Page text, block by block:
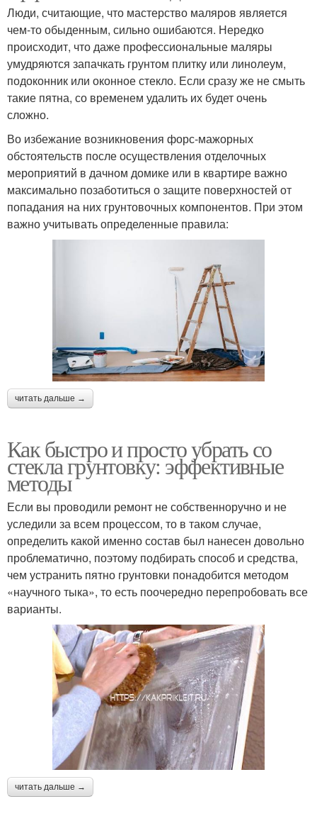
Люди, считающие, что мастерство маляров является
чем-то обыденным, сильно ошибаются. Нередко
происходит, что даже профессиональные маляры
умудряются запачкать грунтом плитку или линолеум,
подоконник или оконное стекло. Если сразу же не смыть
такие пятна, со временем удалить их будет очень
сложно.
Во избежание возникновения форс-мажорных
обстоятельств после осуществления отделочных
мероприятий в дачном домике или в квартире важно
максимально позаботиться о защите поверхностей от
попадания на них грунтовочных компонентов. При этом
важно учитывать определенные правила:
читать дальше →
Как быстро и просто убрать со
стекла грунтовку: эффективные
методы
Если вы проводили ремонт не собственноручно и не
уследили за всем процессом, то в таком случае,
определить какой именно состав был нанесен довольно
проблематично, поэтому подбирать способ и средства,
чем устранить пятно грунтовки понадобится методом
«научного тыка», то есть поочередно перепробовать все
варианты.
читать дальше →